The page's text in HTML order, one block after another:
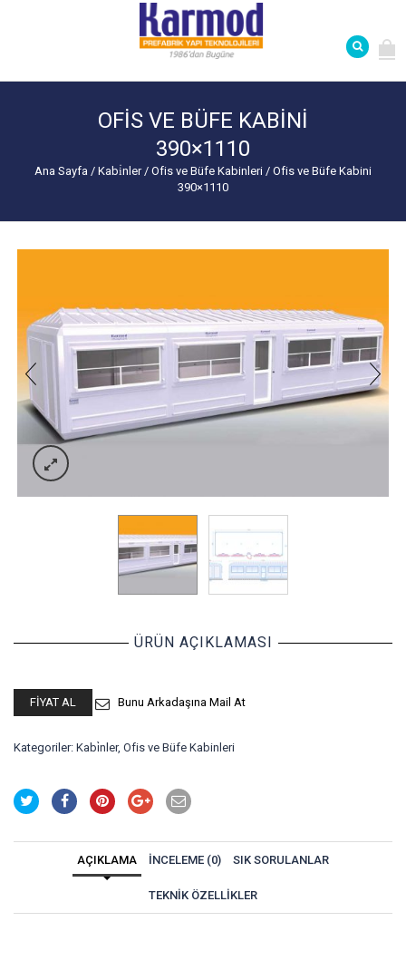
OFIS VE BÜFE KABINI
390×1110
Ana Sayfa / Kabi̇nler / Ofis ve Büfe Kabinleri / Ofis ve Büfe Kabini
390×1110
ÜRÜN AÇIKLAMASI
FIYAT AL Bunu Arkadaşına Mail At
Kategoriler: Kabi̇nler, Ofis ve Büfe Kabinleri
AÇIKLAMA İNCELEME (0) SIK SORULANLAR
TEKNIK ÖZELLIKLER